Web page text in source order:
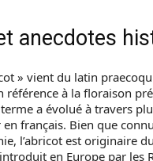
anecdotes
» vient du latin
référence à la floraison
terme a évolué à travers
en français. Bien que
l’abricot est originaire
en Europe par les